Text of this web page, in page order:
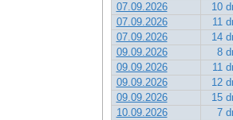
07.09.2026
10
07.09.2026
11
07.09.2026
14
09.09.2026
8
09.09.2026
11
09.09.2026
12
09.09.2026
15
10.09.2026
7